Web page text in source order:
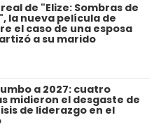
de "Elize: Sombras de
la nueva película de
el caso de una esposa
a su marido
a 2027: cuatro
midieron el desgaste de
de liderazgo en el